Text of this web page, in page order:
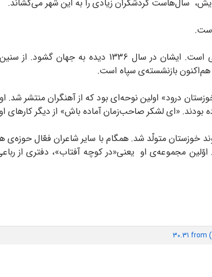
سال‌هاست گردشگران زیادی را به این شهر می‌کشاند.
صادق آهنگران زاده‌ی اهواز و اصالتاً دزفولی است.
هم‌اکنون بازنشسته‌ی سپاه است.
درود» اولین نوحه‌ای بود که از آهنگران منتشر شد.
بودند. «ای لشکر صاحب‌زمان آماده باش» از دیگر کارهای
1338 در شهرستان گُتوند خوزستان متولّد شد. همگام با سایر
مجموعه‌ی او یعنی«در کوچه آفتاب»، دفتری از
30.31 from